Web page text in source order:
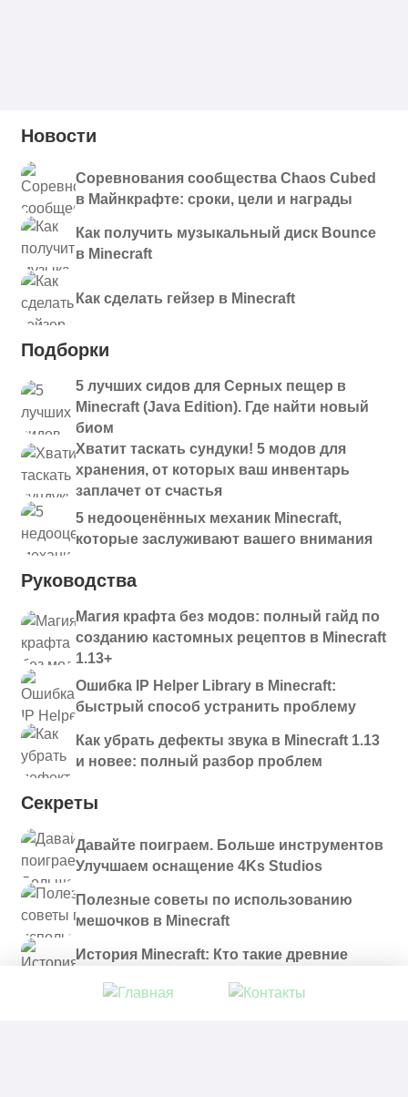
Новости
Соревнования сообщества Chaos Cubed
в Майнкрафте: сроки, цели и награды
Как получить музыкальный диск Bounce
в Minecraft
Как сделать гейзер в Minecraft
Подборки
5 лучших сидов для Серных пещер в
Minecraft (Java Edition). Где найти новый
биом
Хватит таскать сундуки! 5 модов для
хранения, от которых ваш инвентарь
заплачет от счастья
5 недооценённых механик Minecraft,
которые заслуживают вашего внимания
Руководства
Магия крафта без модов: полный гайд по
созданию кастомных рецептов в Minecraft
1.13+
Ошибка IP Helper Library в Minecraft:
быстрый способ устранить проблему
Как убрать дефекты звука в Minecraft 1.13
и новее: полный разбор проблем
Секреты
Давайте поиграем. Больше инструментов
Улучшаем оснащение 4Ks Studios
Полезные советы по использованию
мешочков в Minecraft
История Minecraft: Кто такие древние